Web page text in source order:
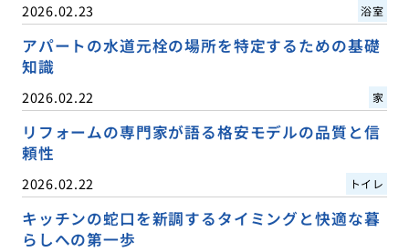
2026.02.23 浴室
アパートの水道元栓の場所を特定するための基礎
知識
2026.02.22 家
リフォームの専門家が語る格安モデルの品質と信
頼性
2026.02.22 トイレ
キッチンの蛇口を新調するタイミングと快適な暮
らしへの第一歩